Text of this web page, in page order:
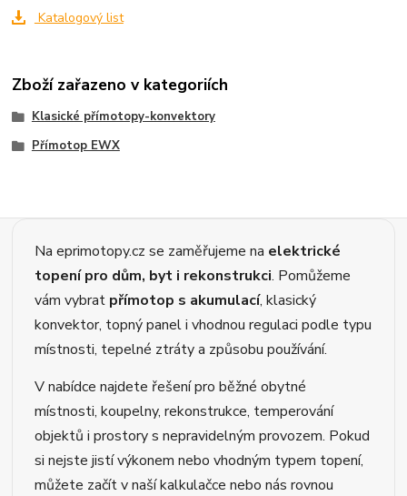
Katalogový list
Zboží zařazeno v kategoriích
Klasické přímotopy-konvektory
Přímotop EWX
Na eprimotopy.cz se zaměřujeme na elektrické
topení pro dům, byt i rekonstrukci. Pomůžeme
vám vybrat přímotop s akumulací, klasický
konvektor, topný panel i vhodnou regulaci podle typu
místnosti, tepelné ztráty a způsobu používání.
V nabídce najdete řešení pro běžné obytné
místnosti, koupelny, rekonstrukce, temperování
objektů i prostory s nepravidelným provozem. Pokud
si nejste jistí výkonem nebo vhodným typem topení,
můžete začít v naší kalkulačce nebo nás rovnou